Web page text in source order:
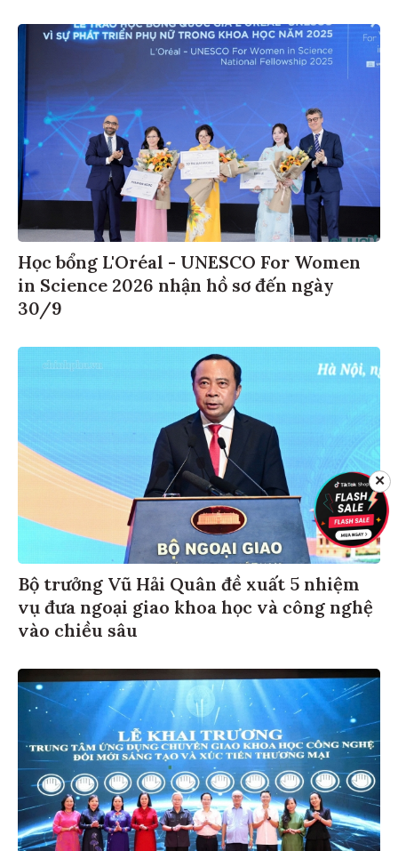
Học bổng L'Oréal - UNESCO For Women
in Science 2026 nhận hồ sơ đến ngày
30/9
Bộ trưởng Vũ Hải Quân đề xuất 5 nhiệm
vụ đưa ngoại giao khoa học và công nghệ
vào chiều sâu
✕